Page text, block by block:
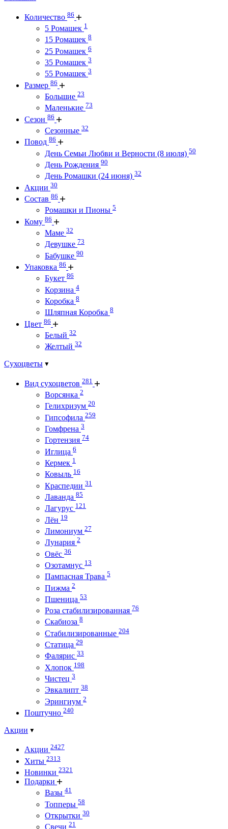
Количество 86
5 Ромашек 1
15 Ромашек 8
25 Ромашек 6
35 Ромашек 3
55 Ромашек 3
Размер 86
Большие 23
Маленькие 73
Сезон 86
Сезонные 32
Повод 86
День Семьи Любви и Верности (8 июля) 50
День Рождения 90
День Ромашки (24 июня) 32
Акции 30
Состав 86
Ромашки и Пионы 5
Кому 86
Маме 32
Девушке 73
Бабушке 90
Упаковка 86
Букет 86
Корзина 4
Коробка 8
Шляпная Коробка 8
Цвет 86
Белый 32
Желтый 32
Сухоцветы
Вид сухоцветов 281
Ворсянка 2
Гелихризум 20
Гипсофила 259
Гомфрена 3
Гортензия 74
Иглица 6
Кермек 1
Ковыль 16
Краспедии 31
Лаванда 85
Лагурус 121
Лён 19
Лимониум 27
Лунария 2
Овёс 36
Озотамнус 13
Пампасная Трава 5
Пижма 2
Пшеница 53
Роза стабилизированная 76
Скабиоза 8
Стабилизированные 204
Статица 29
Фалярис 33
Хлопок 198
Чистец 3
Эвкалипт 38
Эрингиум 2
Поштучно 240
Акции
Акции 2427
Хиты 2313
Новинки 2321
Подарки
Вазы 41
Топперы 58
Открытки 30
Свечи 21